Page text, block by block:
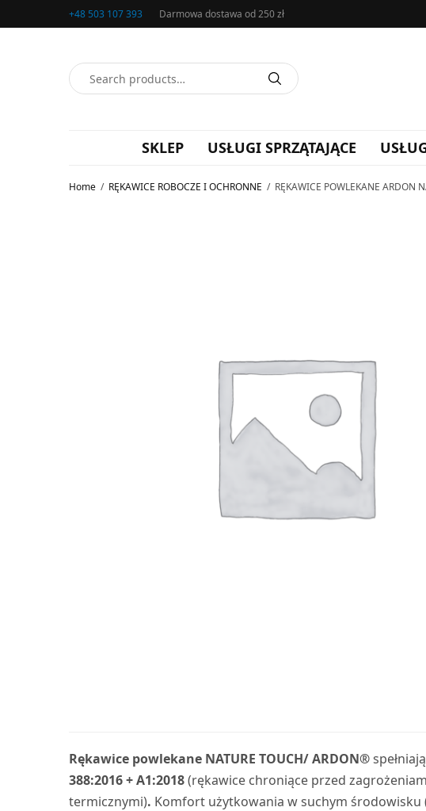
+48 503 107 393 Darmowa dostawa od 250 zł
SKLEP USŁUGI SPRZĄTAJĄCE
Home / RĘKAWICE ROBOCZE I OCHRONNE / RĘKAWICE POWLEKANE ARDON
Rękawice powlekane NATURE TOUCH/ ARDON®
388:2016 + A1:2018(rękawice chroniące przed
termicznymi). Komfort użytkowania w suchym środowisku